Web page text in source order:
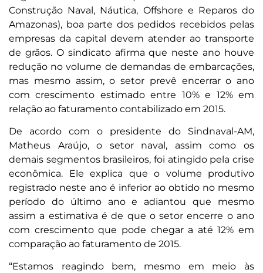
Construção Naval, Náutica, Offshore e Reparos do
Amazonas), boa parte dos pedidos recebidos pelas
empresas da capital devem atender ao transporte
de grãos. O sindicato afirma que neste ano houve
redução no volume de demandas de embarcações,
mas mesmo assim, o setor prevê encerrar o ano
com crescimento estimado entre 10% e 12% em
relação ao faturamento contabilizado em 2015.
De acordo com o presidente do Sindnaval-AM,
Matheus Araújo, o setor naval, assim como os
demais segmentos brasileiros, foi atingido pela crise
econômica. Ele explica que o volume produtivo
registrado neste ano é inferior ao obtido no mesmo
período do último ano e adiantou que mesmo
assim a estimativa é de que o setor encerre o ano
com crescimento que pode chegar a até 12% em
comparação ao faturamento de 2015.
“Estamos reagindo bem, mesmo em meio às